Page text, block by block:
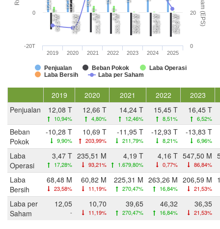
10,7 T
3,5 T 235,5 M
4,2 T 4,2 T 547,5 M 571,4 M 477,7 M
68,5 M 60,8 M 225,3 M 263,3 M 206,6 M 198,5 M 124,8 M
Penjualan Beban Pokok
Laba Operasi
Laba Bersih
Laba per Saham
2019 2020 2021 2022 2023 2024 2025
-20T
0
0
20
2019 2020 2021 2022
2023
Penjualan
12,08 T
10,94%
12,66 T
4,80%
14,24 T
12,46%
15,45 T
8,51%
16,45 T
6,52%
Beban
Pokok
-10,28 T
9,90%
10,69 T
203,99%
-11,95 T
211,79%
-12,93 T
8,21%
-13,83 T
6,96%
Laba
Operasi
3,47 T
17,28%
235,51 M
93,21%
4,19 T
1.679,80%
4,16 T
0,77%
547,50 M
86,84%
Laba
Bersih
68,48 M
23,58%
60,82 M
11,19%
225,31 M
270,47%
263,26 M
16,84%
206,59 M
21,53%
Laba per
Saham
12,05
-
10,70
11,19%
39,65
270,47%
46,32
16,84%
36,35
21,53%